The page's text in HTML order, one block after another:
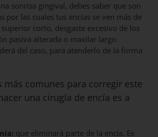
sonrisa gingival, debes saber que son
por las cuales tus encías se ven más de
corto, desgaste excesivo de los
pasiva alterada o maxilar largo.
del caso, para atenderlo de la forma
más comunes para corregir este
una cirugía de encía es a
que eliminará parte de la encía. Es